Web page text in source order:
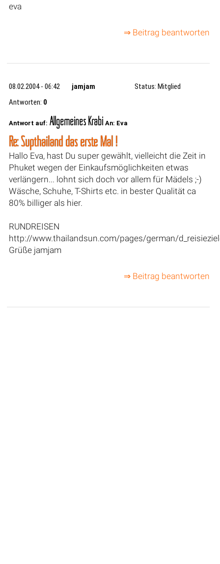
eva
⇒ Beitrag beantworten
08.02.2004 - 06:42 jamjam
Status: Mitglied
Antworten: 0
Antwort auf: Allgemeines Krabi An: Eva
Re: Süpthailand das erste Mal !
Hallo Eva, hast Du super gewählt, vielleicht die Zeit in
Phuket wegen der Einkaufsmöglichkeiten etwas
verlängern... lohnt sich doch vor allem für Mädels ;-)
Wäsche, Schuhe, T-Shirts etc. in bester Qualität ca
80% billiger als hier.
RUNDREISEN
http://www.thailandsun.com/pages/german/
Grüße jamjam
⇒ Beitrag beantworten